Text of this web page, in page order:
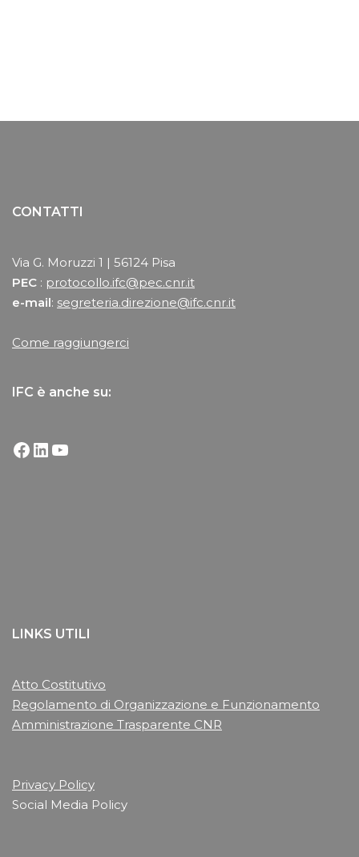
CONTATTI
Via G. Moruzzi 1 | 56124 Pisa
PEC : protocollo.ifc@pec.cnr.it
e-mail: segreteria.direzione@ifc.cnr.it
Come raggiungerci
IFC è anche su:
LINKS UTILI
Atto Costitutivo
Regolamento di Organizzazione e Funzionamento
Amministrazione Trasparente CNR
Privacy Policy
Social Media Policy